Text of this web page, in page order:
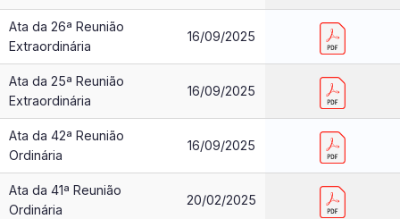
Ata da 26ª Reunião
Extraordinária
16/09/2025
Ata da 25ª Reunião
Extraordinária
16/09/2025
Ata da 42ª Reunião
Ordinária
16/09/2025
Ata da 41ª Reunião
Ordinária
20/02/2025